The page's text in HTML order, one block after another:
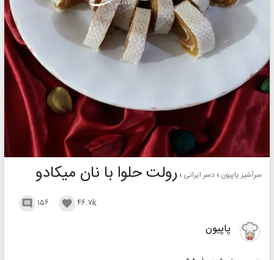
سرآشپز پاپیون دسر ایرانی رولت حلوا با نان میکادو
۱۵۶  ۴۶.۷k 
پاپیون